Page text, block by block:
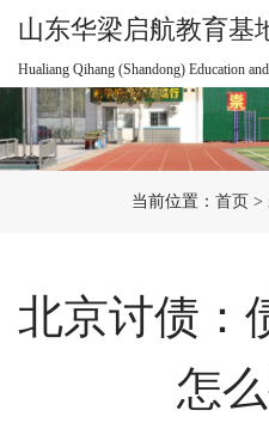
山东华梁启航教育基
Hualiang Qihang (Shandong) Education
当前位置： 首页 >
北京讨债：
怎